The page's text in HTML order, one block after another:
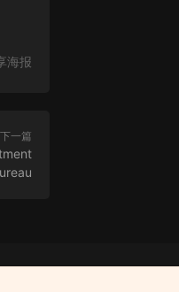
海报
下一篇